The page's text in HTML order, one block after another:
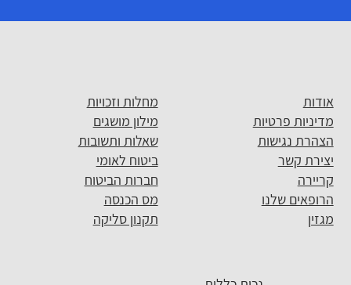
אודות
מדיניות פרטיות
הצהרת נגישות
יצירת קשר
קריירה
הרופאים שלנו
מגזין
מחלות וזכויות
מילון מושגים
שאלות ותשובות
ביטוח לאומי
חברות הביטוח
מס הכנסה
תקנון סליקה